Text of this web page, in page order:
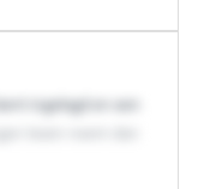
ingelogd en een